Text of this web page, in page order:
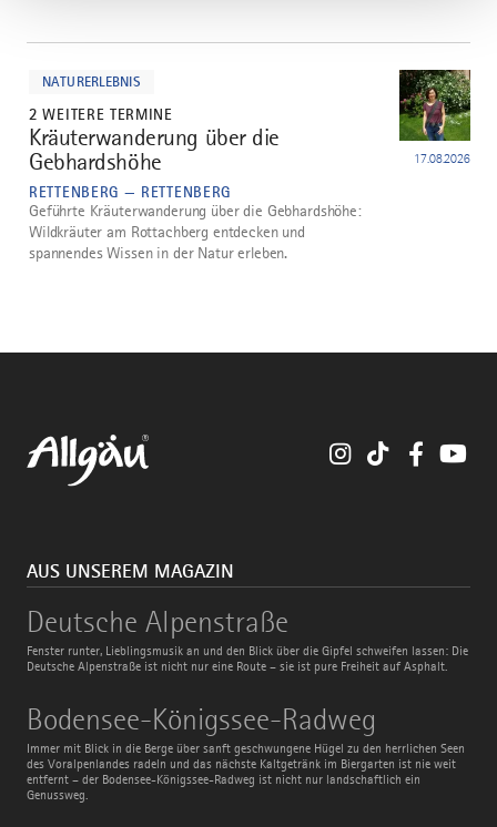
NATURERLEBNIS
2 WEITERE TERMINE
2
Kräuterwanderung über die
Gebhardshöhe
RETTENBERG — RETTENBERG
17.08.2026
Geführte Kräuterwanderung über die Gebhardshöhe:
Wildkräuter am Rottachberg entdecken und
spannendes Wissen in der Natur erleben.
InstagramTikTok
AUS UNSEREM MAGAZIN
Deutsche Alpenstraße
Fenster runter, Lieblingsmusik an und den Blick über die Gipfel schweifen lassen: Die
Deutsche Alpenstraße ist nicht nur eine Route – sie ist pure Freiheit auf Asphalt.
Deutsche
Alpenstraße
Bodensee-Königssee-Radweg
Immer mit Blick in die Berge über sanft geschwungene Hügel zu den herrlichen Seen
des Voralpenlandes radeln und das nächste Kaltgetränk im Biergarten ist nie weit
entfernt – der Bodensee-Königssee-Radweg ist nicht nur landschaftlich ein
Genussweg.
Bodensee-
Königssee-
Radweg